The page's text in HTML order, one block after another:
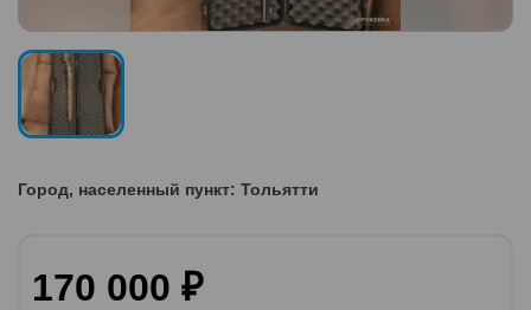
Город, населенный пункт: Тольятти
170 000 ₽